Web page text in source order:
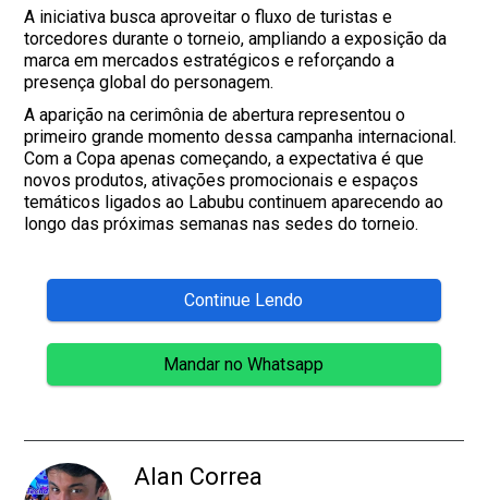
A iniciativa busca aproveitar o fluxo de turistas e
torcedores durante o torneio, ampliando a exposição da
marca em mercados estratégicos e reforçando a
presença global do personagem.
A aparição na cerimônia de abertura representou o
primeiro grande momento dessa campanha internacional.
Com a Copa apenas começando, a expectativa é que
novos produtos, ativações promocionais e espaços
temáticos ligados ao Labubu continuem aparecendo ao
longo das próximas semanas nas sedes do torneio.
Continue Lendo
Mandar no Whatsapp
Alan Correa